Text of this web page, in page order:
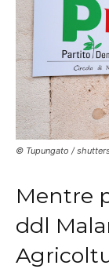
© Tupungato /
Mentre
ddl